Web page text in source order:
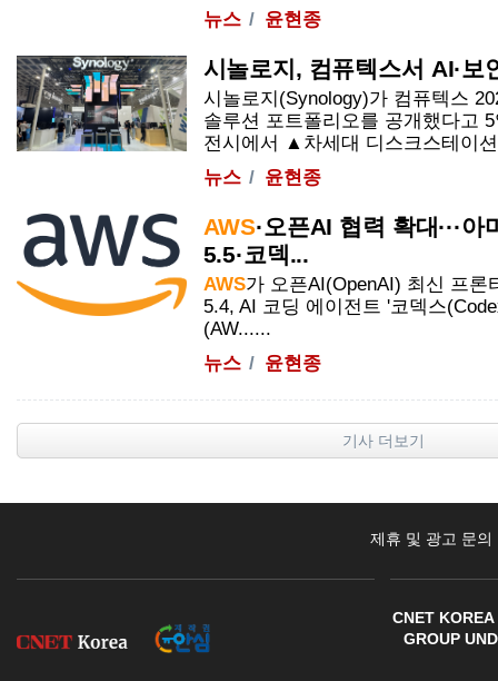
뉴스
윤현종
시놀로지, 컴퓨텍스서 AI·보
시놀로지(Synology)가 컴퓨텍스
솔루션 포트폴리오를 공개했다고
전시에서 ▲차세대 디스크스테이
뉴스
윤현종
AWS·오픈AI 협력 확대···
5.5·코덱...
AWS가 오픈AI(OpenAI) 최신 프론
5.4, AI 코딩 에이전트 '코덱스
(AW......
뉴스
윤현종
기사 더보기
제휴 및 광고 문의
CNET
GROUP